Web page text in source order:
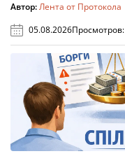
Автор:Лента от Протокола
05.08.2026Просмотров: